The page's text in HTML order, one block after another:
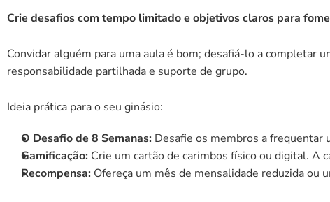
Crie desafios com tempo limitado e objetivos claros para
Convidar alguém para uma aula é bom; desafiá-lo a completar
responsabilidade partilhada e suporte de grupo.
Ideia prática para o seu ginásio:
O Desafio de 8 Semanas: Desafie os membros a frequentar
Gamificação: Crie um cartão de carimbos físico ou digital. A
Recompensa: Ofereça um mês de mensalidade reduzida ou